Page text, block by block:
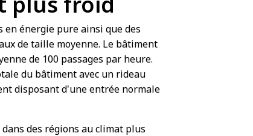
en énergie pure ainsi que des
de taille moyenne. Le bâtiment
de 100 passages par heure.
du bâtiment avec un rideau
disposant d'une entrée normale
des régions au climat plus